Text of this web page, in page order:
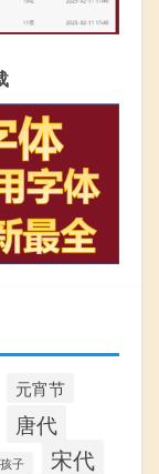
元宵节
唐代
孩子 宋代